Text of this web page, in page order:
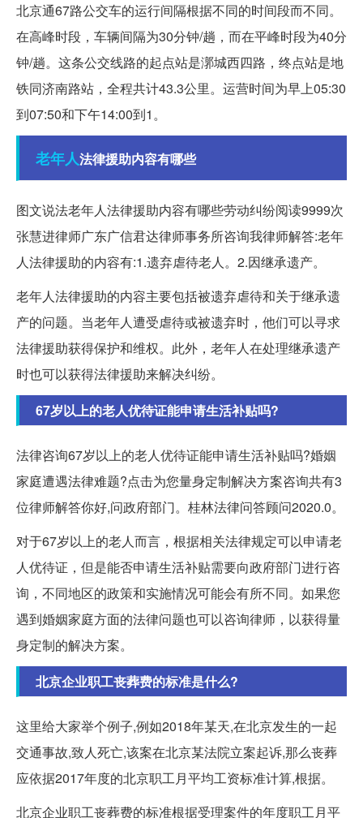
北京通67路公交车的运行间隔根据不同的时间段而不同。
在高峰时段，车辆间隔为30分钟/趟，而在平峰时段为40分
钟/趟。这条公交线路的起点站是漷城西四路，终点站是地
铁同济南路站，全程共计43.3公里。运营时间为早上05:30
到07:50和下午14:00到1。
老年人法律援助内容有哪些
图文说法老年人法律援助内容有哪些劳动纠纷阅读9999次
张慧进律师广东广信君达律师事务所咨询我律师解答:老年
人法律援助的内容有:1.遗弃虐待老人。2.因继承遗产。
老年人法律援助的内容主要包括被遗弃虐待和关于继承遗
产的问题。当老年人遭受虐待或被遗弃时，他们可以寻求
法律援助获得保护和维权。此外，老年人在处理继承遗产
时也可以获得法律援助来解决纠纷。
67岁以上的老人优待证能申请生活补贴吗?
法律咨询67岁以上的老人优待证能申请生活补贴吗?婚姻
家庭遭遇法律难题?点击为您量身定制解决方案咨询共有3
位律师解答你好,问政府部门。桂林法律问答顾问2020.0。
对于67岁以上的老人而言，根据相关法律规定可以申请老
人优待证，但是能否申请生活补贴需要向政府部门进行咨
询，不同地区的政策和实施情况可能会有所不同。如果您
遇到婚姻家庭方面的法律问题也可以咨询律师，以获得量
身定制的解决方案。
北京企业职工丧葬费的标准是什么?
这里给大家举个例子,例如2018年某天,在北京发生的一起
交通事故,致人死亡,该案在北京某法院立案起诉,那么丧葬
应依据2017年度的北京职工月平均工资标准计算,根据。
北京企业职工丧葬费的标准根据受理案件的年度职工月平